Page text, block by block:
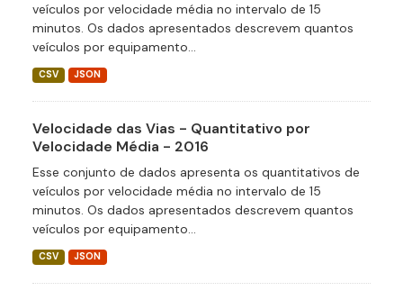
veículos por velocidade média no intervalo de 15
minutos. Os dados apresentados descrevem quantos
veículos por equipamento...
CSV JSON
Velocidade das Vias - Quantitativo por
Velocidade Média - 2016
Esse conjunto de dados apresenta os quantitativos de
veículos por velocidade média no intervalo de 15
minutos. Os dados apresentados descrevem quantos
veículos por equipamento...
CSV JSON